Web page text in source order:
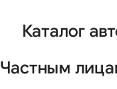
Каталог
Частным